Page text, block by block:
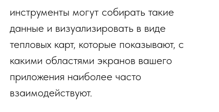
инструменты могут собирать такие
данные и визуализировать в виде
тепловых карт, которые показывают, с
какими областями экранов вашего
приложения наиболее часто
взаимодействуют.